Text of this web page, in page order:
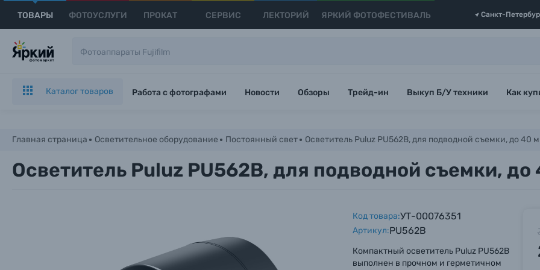
ТОВАРЫ ФОТОУСЛУГИ ПРОКАТ СЕРВИС ЛЕКТОРИЙ ЯРКИЙ ФОТОФЕСТИВАЛЬ Санкт-
Каталог товаров Работа с фотографами Новости Обзоры Трейд-ин Выкуп Б/У техники Как
Главная страница Осветительное оборудование Постоянный свет Осветитель Puluz PU562B, для подводной съемки, до 40 м
Осветитель Puluz PU562B, для подводной съемки, до
Код товара:УТ-00076351
Артикул:PU562B
Компактный осветитель Puluz PU562B
выполнен в прочном и герметичном